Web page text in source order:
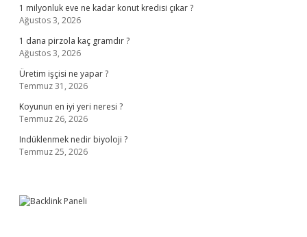
1 milyonluk eve ne kadar konut kredisi çıkar ?
Ağustos 3, 2026
1 dana pirzola kaç gramdır ?
Ağustos 3, 2026
Üretim işçisi ne yapar ?
Temmuz 31, 2026
Koyunun en iyi yeri neresi ?
Temmuz 26, 2026
Indüklenmek nedir biyoloji ?
Temmuz 25, 2026